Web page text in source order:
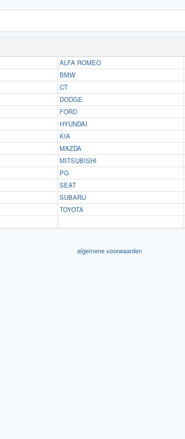
ALFA ROMEO
BMW
CT
DODGE
FORD
HYUNDAI
KIA
MAZDA
MITSUBISHI
PG
SEAT
SUBARU
TOYOTA
algemene voorwaarden